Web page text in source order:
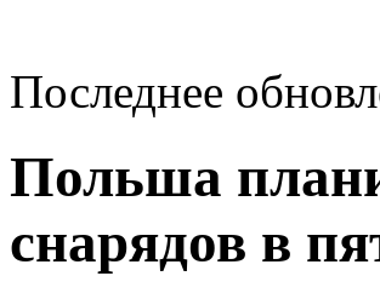
Последнее
Польша
снарядов в